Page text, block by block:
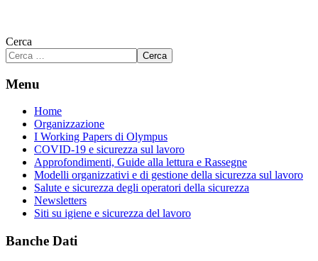
Cerca
Cerca
Menu
Home
Organizzazione
I Working Papers di Olympus
COVID-19 e sicurezza sul lavoro
Approfondimenti, Guide alla lettura e Rassegne
Modelli organizzativi e di gestione della sicurezza sul lavoro
Salute e sicurezza degli operatori della sicurezza
Newsletters
Siti su igiene e sicurezza del lavoro
Banche Dati